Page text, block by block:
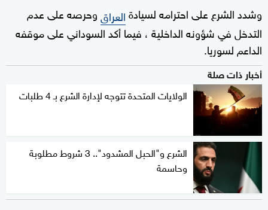
وشدد الشرع على احترامه لسيادةالعراقوحرصه على عدم
التدخل في شؤونه الداخلية ، فيما أكد السوداني على موقفه
الداعم لسوريا.
أخبار ذات صلة
الولايات المتحدة تتوجه لإدارة الشرع بـ 4 طلبات
الشرع و"الحبل المشدود".. 3 شروط مطلوبة
وحاسمة